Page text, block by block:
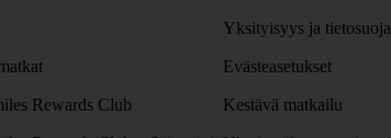
Rewards Club
Yksityisyys ja tietosuoja
Evästeasetukset
Kestävä matkailu